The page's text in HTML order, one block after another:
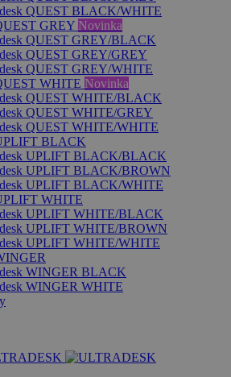
QUEST BLACK/WHITE
GREY Novinka
QUEST GREY/BLACK
QUEST GREY/GREY
QUEST GREY/WHITE
WHITE Novinka
QUEST WHITE/BLACK
QUEST WHITE/GREY
QUEST WHITE/WHITE
BLACK
UPLIFT BLACK/BLACK
UPLIFT BLACK/BROWN
UPLIFT BLACK/WHITE
WHITE
UPLIFT WHITE/BLACK
UPLIFT WHITE/BROWN
UPLIFT WHITE/WHITE
WINGER BLACK
WINGER WHITE